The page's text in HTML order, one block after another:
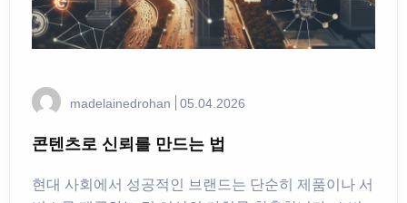
madelainedrohan 05.04.2026
콘텐츠로 신뢰를 만드는 법
현대 사회에서 성공적인 브랜드는 단순히 제품이나 서